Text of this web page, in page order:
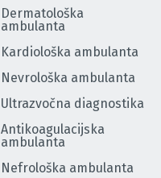
Dermatološka
ambulanta
Kardiološka ambulanta
Nevrološka ambulanta
Ultrazvočna diagnostika
Antikoagulacijska
ambulanta
Nefrološka ambulanta